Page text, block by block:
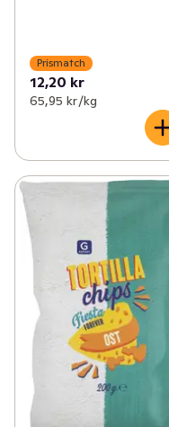
Prismatch
12,20 kr
65,95 kr /kg